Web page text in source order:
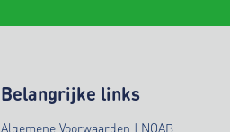
Belangrijke links
Algemene Voorwaarden | NOAB